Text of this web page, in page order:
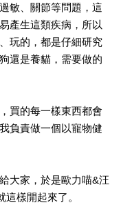
敏、關節等問題，這
產生這類疾病，所以
玩的，都是仔細研究
還是養貓，需要做的
買的每一樣東西都會
負責做一個以寵物健
大家，於是歐力喵&汪
樣開起來了。